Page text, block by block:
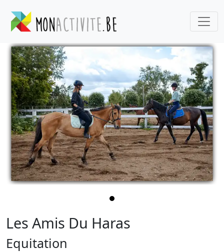
Les Amis Du Haras
Equitation